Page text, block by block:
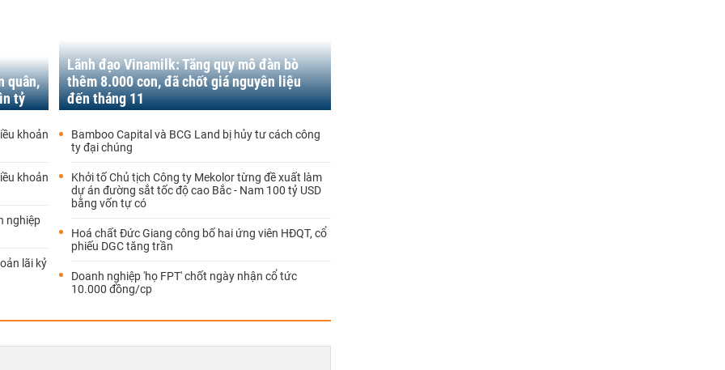
quân,
tỷ
khoản
khoản
nghiệp
lãi kỷ
Lãnh đạo Vinamilk: Tăng quy mô đàn bò
thêm 8.000 con, đã chốt giá nguyên liệu
đến tháng 11
Bamboo Capital và BCG Land bị hủy tư cách công
ty đại chúng
Khởi tố Chủ tịch Công ty Mekolor từng đề xuất làm
dự án đường sắt tốc độ cao Bắc - Nam 100 tỷ USD
bằng vốn tự có
Hoá chất Đức Giang công bố hai ứng viên HĐQT, cổ
phiếu DGC tăng trần
Doanh nghiệp 'họ FPT' chốt ngày nhận cổ tức
10.000 đồng/cp